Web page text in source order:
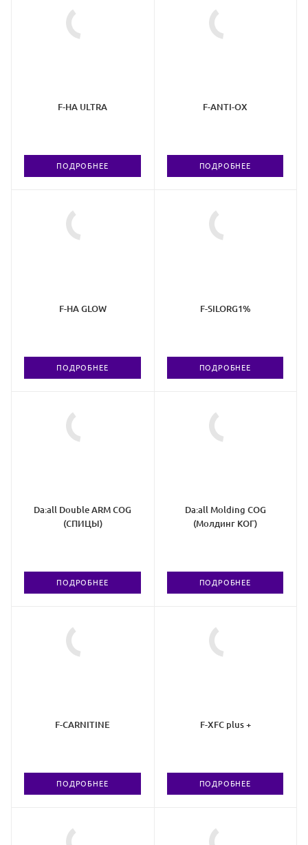
F-HA ULTRA
ПОДРОБНЕЕ
F-ANTI-OX
ПОДРОБНЕЕ
F-HA GLOW
ПОДРОБНЕЕ
F-SILORG1%
ПОДРОБНЕЕ
Da:all Double ARM COG
(СПИЦЫ)
ПОДРОБНЕЕ
Da:all Molding COG
(Молдинг КОГ)
ПОДРОБНЕЕ
F-CARNITINE
ПОДРОБНЕЕ
F-XFC plus +
ПОДРОБНЕЕ